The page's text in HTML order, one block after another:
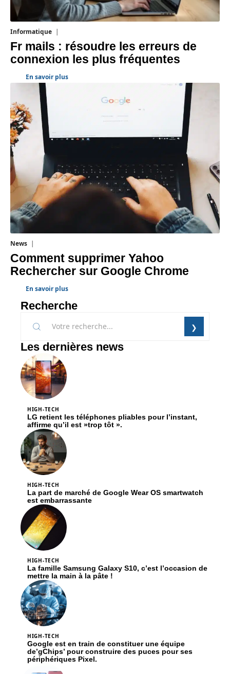
Informatique
Fr mails : résoudre les erreurs de
connexion les plus fréquentes
En savoir plus
News
Comment supprimer Yahoo
Rechercher sur Google Chrome
En savoir plus
Recherche
Les dernières news
HIGH-TECH
LG retient les téléphones pliables pour l’instant,
affirme qu’il est »trop tôt ».
HIGH-TECH
La part de marché de Google Wear OS smartwatch
est embarrassante
HIGH-TECH
La famille Samsung Galaxy S10, c’est l’occasion de
mettre la main à la pâte !
HIGH-TECH
Google est en train de constituer une équipe
de’gChips’ pour construire des puces pour ses
périphériques Pixel.